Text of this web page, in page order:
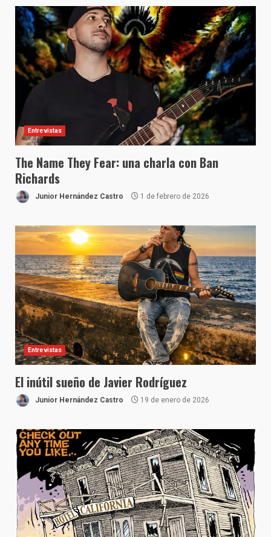
Entrevistas
The Name They Fear: una charla con Ban
Richards
Junior Hernández Castro 1 de febrero de 2026
Entrevistas
El inútil sueño de Javier Rodríguez
Junior Hernández Castro 19 de enero de 2026